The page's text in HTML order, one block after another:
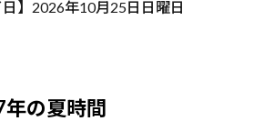
日】2026年10月25日日曜日
の夏時間